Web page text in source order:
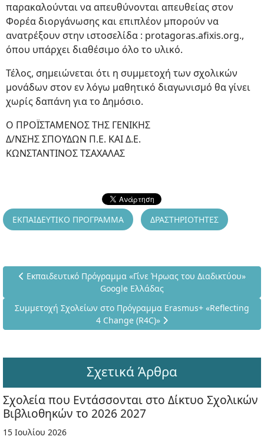
παρακαλούνται να απευθύνονται απευθείας στον
Φορέα διοργάνωσης και επιπλέον μπορούν να
ανατρέξουν στην ιστοσελίδα : protagoras.afixis.org.,
όπου υπάρχει διαθέσιμο όλο το υλικό.
Τέλος, σημειώνεται ότι η συμμετοχή των σχολικών
μονάδων στον εν λόγω μαθητικό διαγωνισμό θα γίνει
χωρίς δαπάνη για το Δημόσιο.
Ο ΠΡΟΪΣΤΑΜΕΝΟΣ ΤΗΣ ΓΕΝΙΚΗΣ
Δ/ΝΣΗΣ ΣΠΟΥΔΩΝ Π.Ε. ΚΑΙ Δ.Ε.
ΚΩΝΣΤΑΝΤΙΝΟΣ ΤΣΑΧΑΛΑΣ
ΕΚΠΑΙΔΕΥΤΙΚΟ ΠΡΟΓΡΑΜΜΑ ΔΡΑΣΤΗΡΙΟΤΗΤΕΣ
Προηγούμενο άρθρο: Εκπαιδευτικό Πρόγραμμα «Γίνε Ήρωας
Εκπαιδευτικό Πρόγραμμα «Γίνε Ήρωας του Διαδικτύου»
Google Ελλάδας
Επόμενο άρθρο: Συμμετοχή Σχολείων στο Πρόγραμμα
Συμμετοχή Σχολείων στο Πρόγραμμα Erasmus+ «Reflecting
4 Change (R4C)»
Σχετικά Άρθρα
Σχολεία που Εντάσσονται στο Δίκτυο Σχολικών
Βιβλιοθηκών το 2026 2027
15 Ιουλίου 2026